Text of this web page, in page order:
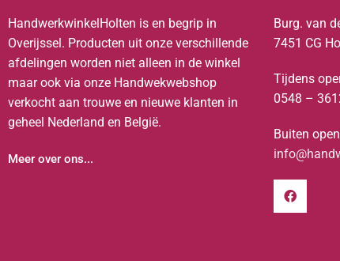
HandwerkwinkelHolten is en begrip in
Overijssel. Producten uit onze verschillende
afdelingen worden niet alleen in de winkel
maar ook via onze Handwekwebshop
verkocht aan trouwe en nieuwe klanten in
geheel Nederland en België.
Meer over ons...
Burg. van
7451 CG
Tijdens
0548 –
Buiten